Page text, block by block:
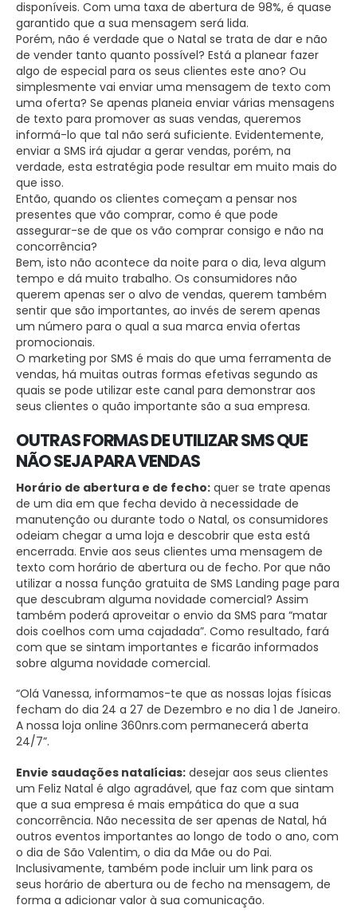
disponíveis. Com uma taxa de abertura de 98%, é quase
garantido que a sua mensagem será lida.
Porém, não é verdade que o Natal se trata de dar e não
de vender tanto quanto possível? Está a planear fazer
algo de especial para os seus clientes este ano? Ou
simplesmente vai enviar uma mensagem de texto com
uma oferta? Se apenas planeia enviar várias mensagens
de texto para promover as suas vendas, queremos
informá-lo que tal não será suficiente. Evidentemente,
enviar a SMS irá ajudar a gerar vendas, porém, na
verdade, esta estratégia pode resultar em muito mais do
que isso.
Então, quando os clientes começam a pensar nos
presentes que vão comprar, como é que pode
assegurar-se de que os vão comprar consigo e não na
concorrência?
Bem, isto não acontece da noite para o dia, leva algum
tempo e dá muito trabalho. Os consumidores não
querem apenas ser o alvo de vendas, querem também
sentir que são importantes, ao invés de serem apenas
um número para o qual a sua marca envia ofertas
promocionais.
O marketing por SMS é mais do que uma ferramenta de
vendas, há muitas outras formas efetivas segundo as
quais se pode utilizar este canal para demonstrar aos
seus clientes o quão importante são a sua empresa.
OUTRAS FORMAS DE UTILIZAR SMS QUE
NÃO SEJA PARA VENDAS
Horário de abertura e de fecho: quer se trate apenas
de um dia em que fecha devido à necessidade de
manutenção ou durante todo o Natal, os consumidores
odeiam chegar a uma loja e descobrir que esta está
encerrada. Envie aos seus clientes uma mensagem de
texto com horário de abertura ou de fecho. Por que não
utilizar a nossa função gratuita de SMS Landing page para
que descubram alguma novidade comercial? Assim
também poderá aproveitar o envio da SMS para “matar
dois coelhos com uma cajadada”. Como resultado, fará
com que se sintam importantes e ficarão informados
sobre alguma novidade comercial.
“Olá Vanessa, informamos-te que as nossas lojas físicas
fecham do dia 24 a 27 de Dezembro e no dia 1 de Janeiro.
A nossa loja online 360nrs.com permanecerá aberta
24/7”.
Envie saudações natalícias: desejar aos seus clientes
um Feliz Natal é algo agradável, que faz com que sintam
que a sua empresa é mais empática do que a sua
concorrência. Não necessita de ser apenas de Natal, há
outros eventos importantes ao longo de todo o ano, com
o dia de São Valentim, o dia da Mãe ou do Pai.
Inclusivamente, também pode incluir um link para os
seus horário de abertura ou de fecho na mensagem, de
forma a adicionar valor à sua comunicação.